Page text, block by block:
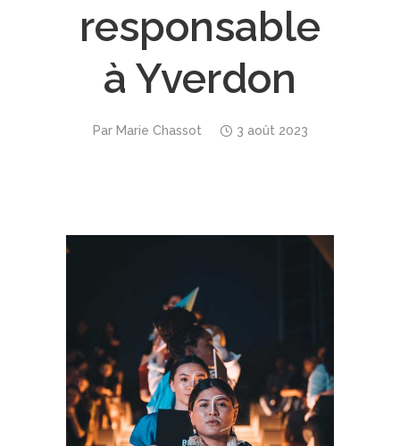
responsable
à Yverdon
Par Marie Chassot 3 août 2023